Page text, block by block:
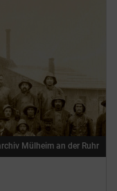
Mülheim an der Ruhr